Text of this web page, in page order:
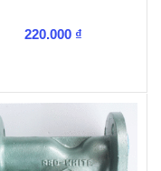
220.000 ₫